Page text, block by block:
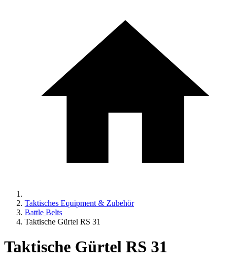
Taktisches Equipment & Zubehör
Battle Belts
Taktische Gürtel RS 31
Taktische Gürtel RS 31